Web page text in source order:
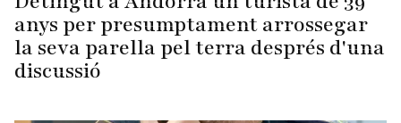
anys per presumptament arrossegar
la seva parella pel terra després d'una
discussió